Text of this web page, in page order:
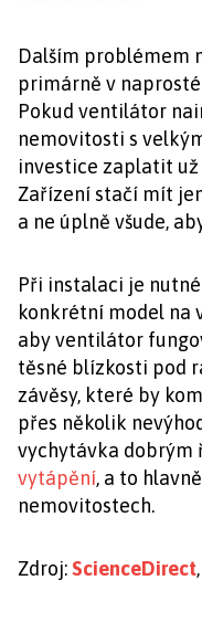
Dalším problémem
primárně v
Pokud ventilátor
nemovitosti s
investice zaplatit
Zařízení stačí mít
a ne úplně všude,
Při instalaci je
konkrétní model na
aby ventilátor
těsné blízkosti pod
závěsy, které by
přes několik
vychytávka dobrým
vytápění, a to
nemovitostech.
Zdroj: ScienceDirect,